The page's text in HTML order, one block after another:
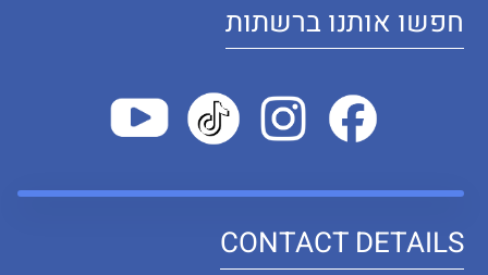
חפשו אותנו ברשתות
CONTACT DETAILS